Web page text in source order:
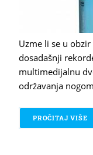
Uzme li se u
dosadašnji
multimedijalnu
održavanja
PROČITAJ VIŠE